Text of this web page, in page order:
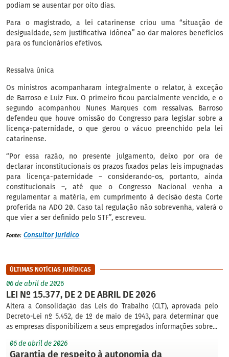
podiam se ausentar por oito dias.
Para o magistrado, a lei catarinense criou uma “situação de
desigualdade, sem justificativa idônea” ao dar maiores benefícios
para os funcionários efetivos.
Ressalva única
Os ministros acompanharam integralmente o relator, à exceção
de Barroso e Luiz Fux. O primeiro ficou parcialmente vencido, e o
segundo acompanhou Nunes Marques com ressalvas. Barroso
defendeu que houve omissão do Congresso para legislar sobre a
licença-paternidade, o que gerou o vácuo preenchido pela lei
catarinense.
“Por essa razão, no presente julgamento, deixo por ora de
declarar inconstitucionais os prazos fixados pelas leis impugnadas
para licença-paternidade – considerando-os, portanto, ainda
constitucionais –, até que o Congresso Nacional venha a
regulamentar a matéria, em cumprimento à decisão desta Corte
proferida na ADO 20. Caso tal regulação não sobrevenha, valerá o
que vier a ser definido pelo STF”, escreveu.
Fonte: Consultor Jurídico
ÚLTIMAS NOTÍCIAS JURÍDICAS
06 de abril de 2026
LEI Nº 15.377, DE 2 DE ABRIL DE 2026
Altera a Consolidação das Leis do Trabalho (CLT), aprovada pelo
Decreto-Lei nº 5.452, de 1º de maio de 1943, para determinar que
as empresas disponibilizem a seus empregados informações sobre...
06 de abril de 2026
Garantia de respeito à autonomia da